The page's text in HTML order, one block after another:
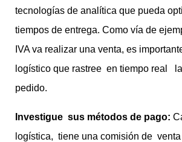
tecnologías de analítica que pueda
tiempos de entrega. Como vía de
IVA va realizar una venta, es
logístico que rastree en tiempo real
pedido.
Investigue sus métodos de pago:
logística, tiene una comisión de